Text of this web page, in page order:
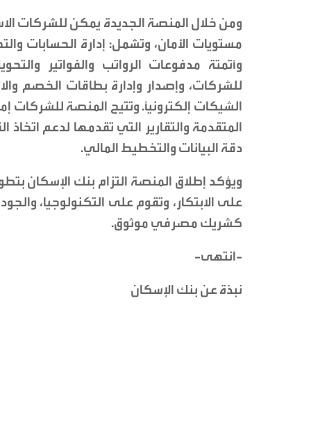
ومن خلال المنصة الجديدة يمكن للشركات
مستويات الأمان، وتشمل: إدارة الحسابات
للشركات، وإصدار وإدارة بطاقات الخصم
الشيكات إلكترونياً. وتتيح المنصة للشركات
المتقدمة والتقارير التي تقدمها لدعم
دقة البيانات والتخطيط المالي.
ويؤكد إطلاق المنصة التزام بنك الإسكان
على الابتكار، وتقوم على التكنولوجيا،
كشريك مصرفي موثوق.
-انتهى-
نبذة عن بنك الإسكان